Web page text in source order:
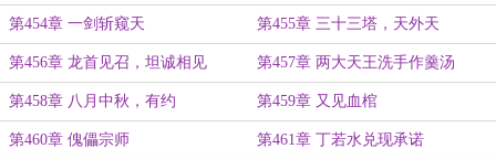
第454章 一剑斩窥天 第455章 三十三塔，天外天
第456章 龙首见召，坦诚相见 第457章 两大天王洗手作羹汤
第458章 八月中秋，有约 第459章 又见血棺
第460章 傀儡宗师 第461章 丁若水兑现承诺